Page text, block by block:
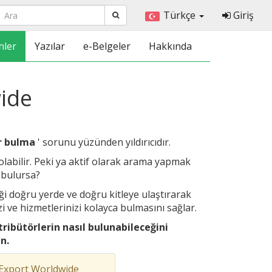
Türkçe Giriş
Yazılar e-Belgeler Hakkında
bulma ' sorunu yüzünden yıldırıcıdır.
Peki ya aktif olarak arama yapmak
doğru yerde ve doğru kitleye ulaştırarak
hizmetlerinizi kolayca bulmasını sağlar.
nasıl bulunabileceğini
Worldwide